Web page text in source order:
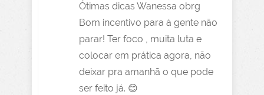
Ótimas dicas Wanessa obrg
Bom incentivo para á gente não
parar! Ter foco , muita luta e
colocar em prática agora, não
deixar pra amanhã o que pode
ser feito já. 😊